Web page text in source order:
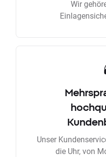
Wir
Unser
die Uhr, von